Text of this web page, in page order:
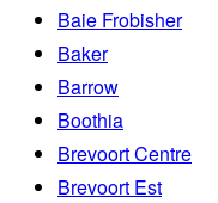
Baie Frobisher
Baker
Barrow
Boothia
Brevoort Centre
Brevoort Est